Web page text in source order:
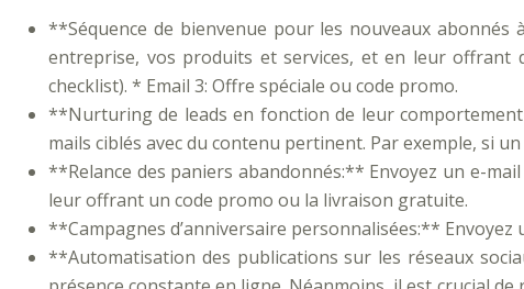
**Séquence de bienvenue pour les nouveaux
entreprise, vos produits et services, et en leur offrant
checklist). * Email 3: Offre spéciale ou code promo.
**Nurturing de leads en fonction de leur
mails ciblés avec du contenu pertinent. Par exemple, si
**Relance des paniers abandonnés:** Envoyez un e-
leur offrant un code promo ou la livraison gratuite.
**Campagnes d’anniversaire personnalisées:**
**Automatisation des publications sur les réseaux